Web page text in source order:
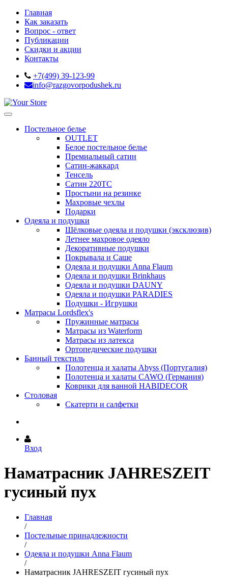
Главная
Как заказать
Вопрос - ответ
Публикации
Скидки и акции
Контакты
+7(499) 39-123-99
info@razgovorpodushek.ru
Постельное белье
OUTLET
Белое постельное белье
Премиальный сатин
Сатин-жаккард
Тенсель
Сатин 220ТС
Простыни на резинке
Махровые чехлы
Подарки
Одеяла и подушки
Шёлковые одеяла и подушки (эксклюзив)
Летнее махровое одеяло
Декоративные подушки
Покрывала и Саше
Одеяла и подушки Anna Flaum
Одеяла и подушки Brinkhaus
Одеяла и подушки DAUNY
Одеяла и подушки PARADIES
Подушки - Игрушки
Матрасы Lordsflex's
Пружинные матрасы
Матрасы из Waterform
Матрасы из латекса
Ортопедические подушки
Банный текстиль
Полотенца и халаты Abyss (Португалия)
Полотенца и халаты CAWO (Германия)
Коврики для ванной HABIDECOR
Столовая
Скатерти и салфетки
Вход
Наматрасник JAHRESZEIT
гусиный пух
Главная
/
Постельные принадлежности
/
Одеяла и подушки Anna Flaum
/
Наматрасник JAHRESZEIT гусиный пух